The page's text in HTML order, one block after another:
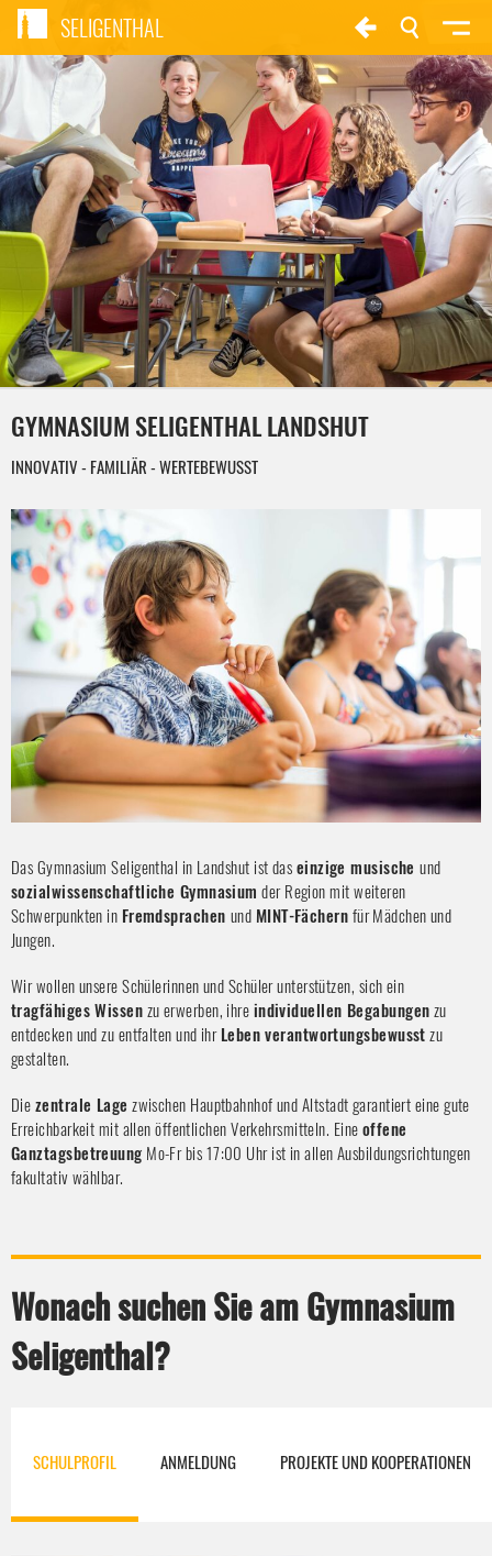
GYMNASIUM SELIGENTHAL LANDSHUT
INNOVATIV - FAMILIÄR - WERTEBEWUSST
Das Gymnasium Seligenthal in Landshut ist daseinzige musischeund
sozialwissenschaftliche Gymnasium der Region mit weiteren
Schwerpunkten in Fremdsprachen und MINT-Fächernfür Mädchen und
Jungen.
Wir wollen unsere Schülerinnen und Schüler unterstützen, sich ein
tragfähiges Wissenzu erwerben, ihreindividuellen Begabungenzu
entdecken und zu entfalten und ihrLeben verantwortungsbewusstzu
gestalten.
Diezentrale Lage zwischen Hauptbahnhof und Altstadt garantiert eine gute
Erreichbarkeit mit allen öffentlichen Verkehrsmitteln. Eineoffene
Ganztagsbetreuung Mo-Fr bis 17:00 Uhr ist in allen Ausbildungsrichtungen
fakultativ wählbar.
Wonach suchen Sie am Gymnasium
Seligenthal?
SCHULPROFIL ANMELDUNG PROJEKTE UND KOOPERATIONEN
SELIGENTHAL